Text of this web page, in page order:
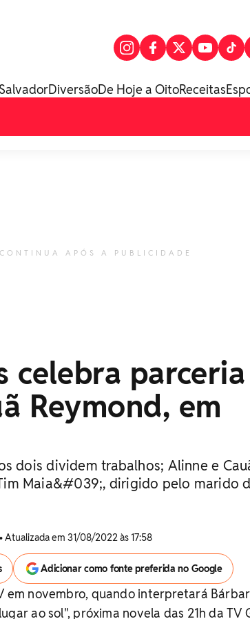
SalvadorDiversãoDe Hoje a OitoReceitas
CONTINUA APÓS A PUBLICIDADE
celebra parceria
Reymond, em
dois dividem trabalhos; Alinne e
Maia&#039;, dirigido pelo marido
Atualizada em 31/08/2022 às 17:58
Adicionar como fonte preferida no Google
em novembro, quando interpretará
ao sol", próxima novela das 21h da TV